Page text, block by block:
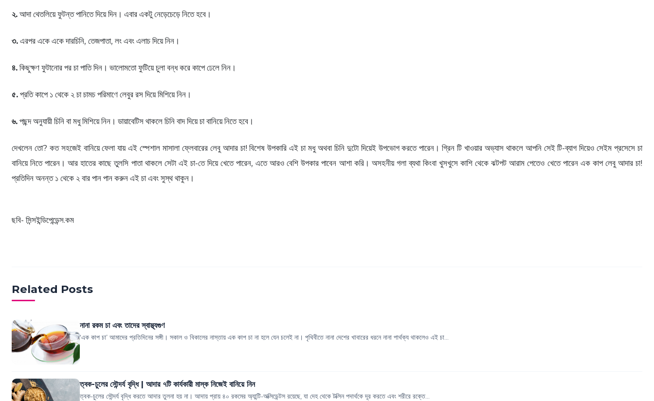
২. আদা থেতলিয়ে ফুটন্ত পানিতে দিয়ে দিন। এবার একটু নেড়েচেড়ে নিতে হবে।
৩. এরপর একে একে দারচিনি, তেজপাতা, লং এবং এলাচ দিয়ে নিন।
৪. কিছুক্ষণ ফুটানোর পর চা পাতি দিন। ভালোমতো ফুটিয়ে চুলা বন্ধ করে কাপে ঢেলে নিন।
৫. প্রতি কাপে ১ থেকে ২ চা চামচ পরিমাণে লেবুর রস দিয়ে মিশিয়ে নিন।
৬. পছন্দ অনুযায়ী চিনি বা মধু মিশিয়ে নিন। ডায়াবেটিস থাকলে চিনি বাদ দিয়ে চা বানিয়ে নিতে হবে।
দেখলেন তো? কত সহজেই বানিয়ে ফেলা যায় এই স্পেশাল মাসালা ফ্লেবারের লেবু আদার চা! বিশেষ উপকারি এই চা মধু অথবা চিনি দুটো দিয়েই উপভোগ করতে পারেন। গ্রিন টি খাওয়ার অভ্যাস থাকলে আপনি সেই টি-ব্যাগ দিয়েও সেইম প্রসেসে চা
বানিয়ে নিতে পারেন। আর হাতের কাছে তুলসি পাতা থাকলে সেটা এই চা-তে দিয়ে খেতে পারেন, এতে আরও বেশি উপকার পাবেন আশা করি। অসহনীয় গলা ব্যথা কিংবা খুসখুসে কাশি থেকে ঝটপট আরাম পেতেও খেতে পারেন এক কাপ লেবু আদার চা!
প্রতিদিন অনন্ত ১ থেকে ২ বার পান পান করুন এই চা এবং সুস্থ থাকুন।
ছবি- সিন্সইন্ডিপেন্ডেন্স.কম
Related Posts
নানা রকম চা এবং তাদের স্বাস্থ্যগুণ
‘এক কাপ চা’ আমাদের প্রতিদিনের সঙ্গী। সকাল ও বিকালের নাস্তায় এক কাপ চা না হলে যেন চলেই না। পৃথিবীতে নানা দেশের খাবারের ধরনে নানা পার্থক্য থাকলেও এই চা...
ত্বক-চুলের সৌন্দর্য বৃদ্ধি | আদার ৭টি কার্যকারী মাস্ক নিজেই বানিয়ে নিন
ত্বক-চুলের সৌন্দর্য বৃদ্ধি করতে আদার তুলনা হয় না। আদায় প্রায় ৪০ রকমের অ্যান্টি-অক্সিডেন্টস রয়েছে, যা দেহ থেকে টক্সিন পদার্থকে দূর করতে এবং শরীরে রক্তে...